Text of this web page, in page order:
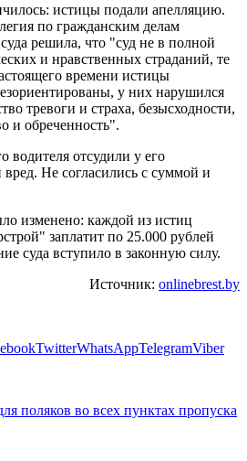
истицы подали апелляцию.
по гражданским делам
решила, что "суд не в полной
и нравственных страданий, те
времени истицы
у них нарушился
тревоги и страха, безысходности,
и обреченность".
изменено: каждой из истиц
заплатит по 25.000 рублей
суда вступило в законную силу.
Источник: onlinebrest.by
TwitterWhatsAppTelegramViber
поляков во всех пунктах пропуска